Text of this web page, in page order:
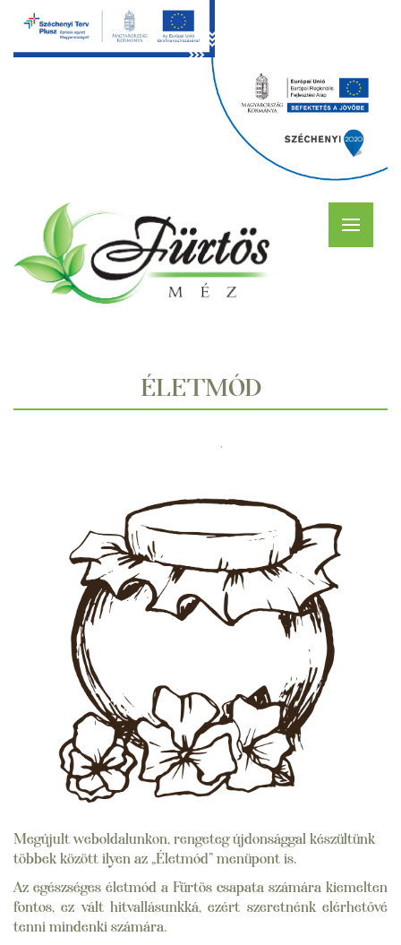
ÉLETMÓD
Megújult weboldalunkon, rengeteg újdonsággal készültünk
többek között ilyen az „Életmód” menüpont is.
Az egészséges életmód a Fürtös csapata számára kiemelten
fontos, ez vált hitvallásunkká, ezért szeretnénk elérhetővé
tenni mindenki számára.